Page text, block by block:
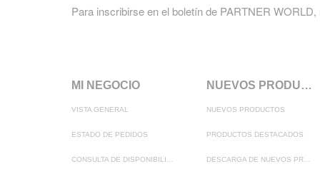
Para inscribirse en el boletín de PARTNER
MI NEGOCIO
VISTA GENERAL
ESTADO DE PEDIDOS
NUEVOS PRODUCTOS
NUEVOS PRODUCTOS
PRODUCTOS DESTACADOS